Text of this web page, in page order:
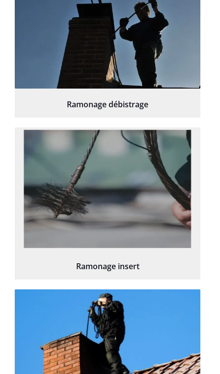
Ramonage débistrage
Ramonage insert